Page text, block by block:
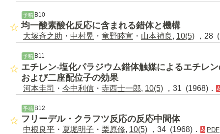
予稿 B10
均一酸素酸化反応に含まれる錯体と機構
大塚斉之助 ・ 中村晃 ・ 竜野睦宣 ・ 山本禎良 , 10(5) ，28
予稿 B11
エチレン-塩化パラジウム錯体触媒によるエチレ
および二座配位子の効果
河本圭司 ・ 今中利信 ・ 寺西士一郎, 10(5) ，31 (1968)．
予稿B12
フリーデル・クラフツ反応の反応中間体
中根良平 ・ 夏堀明子 ・ 栗原修, 10(5) ，34 (1968)． PDF